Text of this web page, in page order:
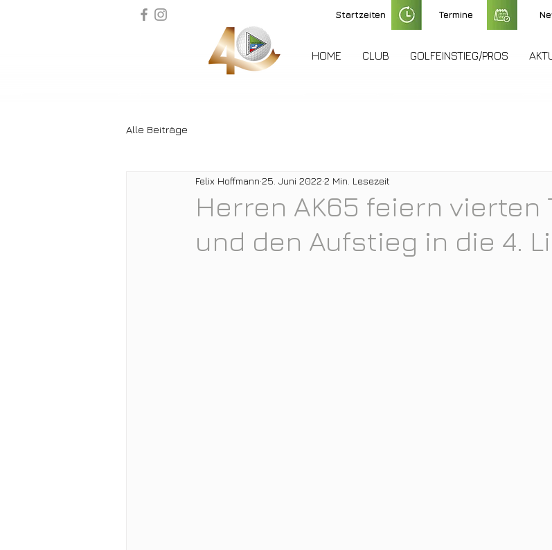
Startzeiten Termine
HOME CLUB GOLFEINSTIEG/PROS
Alle Beiträge
Herren AK65 feiern vierten
und den Aufstieg in die 4.
Felix Hoffmann 25. Juni 2022 2 Min. Lesezeit